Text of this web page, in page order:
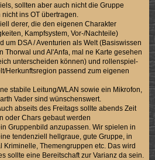
sollten aber auch nicht die Gruppe
ins OT übertragen.
derer, die den eigenen Charakter
Kampfsystem, Vor-/Nachteile)
um DSA / Aventurien als Welt (Basiswissen
Thorwal und Al'Anfa, mal ne Karte gesehen
unterscheiden können) und rollenspiel-
Herkunftsregion passend zum eigenen
stabile Leitung/WLAN sowie ein Mikrofon,
Vader sind wünschenswert.
abseits des Freitags sollte abends Zeit
oder Chars gebaut werden
Gruppenbild anzupassen. Wir spielen in
tendenziell hellgraue, gute Gruppe, in
Kriminelle, Themengruppen etc. Das wird
sollte eine Bereitschaft zur Varianz da sein.